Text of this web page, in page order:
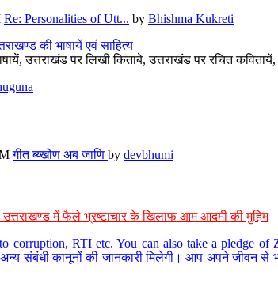
Re: Personalities of Utt... by Bhishma Kukreti
की भाषायें एवं साहित्य
उत्तराखंड पर लिखी किताबे, उत्तराखंड पर रचित
गीत ब्य्खोंण अब जाणि by devbhumi
में फैले भ्रष्टाचार के खिलाफ आम आदमी की मुहिम
corruption, RTI etc. You can also take a pledge of
संबंधी कानूनों की जानकारी मिलेगी। आप अपने जीवन से